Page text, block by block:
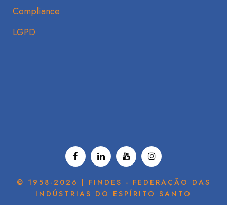
Compliance
LGPD
© 1958-2026 | FINDES - FEDERAÇÃO DAS
INDÚSTRIAS DO ESPÍRITO SANTO